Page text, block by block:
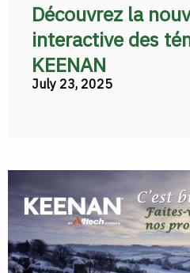
Découvrez la
interactive des
KEENAN
July 23, 2025